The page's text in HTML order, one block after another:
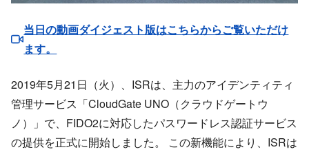
当日の動画ダイジェスト版はこちらからご覧いただけ
ます。
2019年5月21日（火）、ISRは、主力のアイデンティティ
管理サービス「CloudGate UNO（クラウドゲートウ
ノ）」で、FIDO2に対応したパスワードレス認証サービス
の提供を正式に開始しました。 この新機能により、ISRは